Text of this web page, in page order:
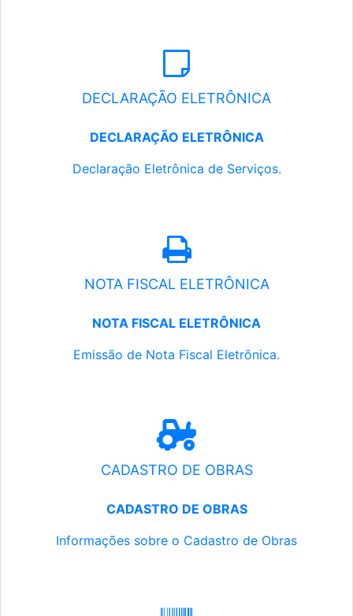
DECLARAÇÃO ELETRÔNICA
DECLARAÇÃO ELETRÔNICA
Declaração Eletrônica de Serviços.
NOTA FISCAL ELETRÔNICA
NOTA FISCAL ELETRÔNICA
Emissão de Nota Fiscal Eletrônica.
CADASTRO DE OBRAS
CADASTRO DE OBRAS
Informações sobre o Cadastro de Obras